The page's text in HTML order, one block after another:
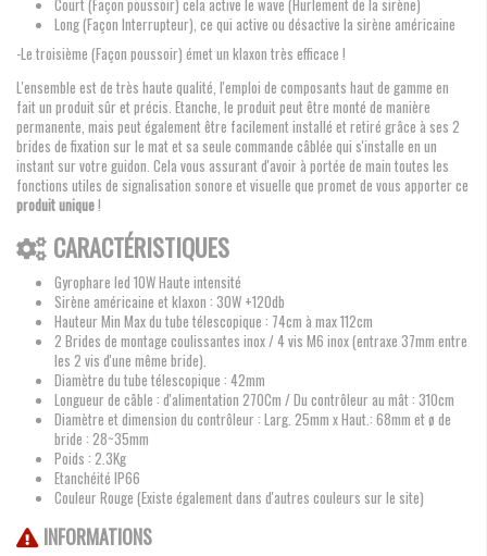
Court (Façon poussoir) cela active le wave (Hurlement de la sirène)
Long (Façon Interrupteur), ce qui active ou désactive la sirène américaine
-Le troisième (Façon poussoir) émet un klaxon très efficace !
L'ensemble est de très haute qualité, l'emploi de composants haut de gamme en
fait un produit sûr et précis. Etanche, le produit peut être monté de manière
permanente, mais peut également être facilement installé et retiré grâce à ses 2
brides de fixation sur le mat et sa seule commande câblée qui s'installe en un
instant sur votre guidon. Cela vous assurant d'avoir à portée de main toutes les
fonctions utiles de signalisation sonore et visuelle que promet de vous apporter ce
produit unique!
CARACTÉRISTIQUES
Gyrophare led 10W Haute intensité
Sirène américaine et klaxon : 30W +120db
Hauteur Min Max du tube télescopique : 74cm à max 112cm
2 Brides de montage coulissantes inox / 4 vis M6 inox (entraxe 37mm entre
les 2 vis d'une même bride).
Diamètre du tube télescopique : 42mm
Longueur de câble : d'alimentation 270Cm / Du contrôleur au mât : 310cm
Diamètre et dimension du contrôleur : Larg. 25mm x Haut.: 68mm et ø de
bride : 28~35mm
Poids : 2.3Kg
Etanchéité IP66
Couleur Rouge (Existe également dans d'autres couleurs sur le site)
INFORMATIONS